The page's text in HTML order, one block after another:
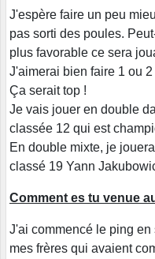
J'espère faire un peu
pas sorti des poules.
plus favorable ce sera
J'aimerai bien faire 1 ou
Ça serait top !
Je vais jouer en double
classée 12 qui est
En double mixte, je
classé 19 Yann
Comment es tu venue
J'ai commencé le ping
mes frères qui avaient